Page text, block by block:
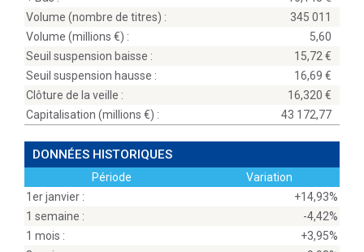
Volume (nombre de titres) :
345 011
Volume (millions
) :
5,60
Seuil suspension baisse :
15,72
Seuil suspension hausse :
16,69
Clôture de la veille :
16,320
Capitalisation (millions
) : 43 172,77
DONNÉES HISTORIQUES
Période
Variation
1er janvier :
+14,93%
1 semaine :
-4,42%
1 mois :
+3,95%